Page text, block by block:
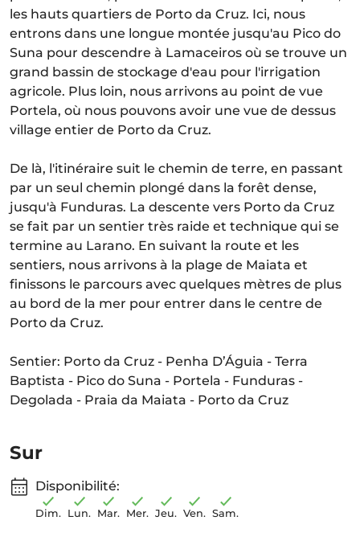
les hauts quartiers de Porto da Cruz. Ici, nous
entrons dans une longue montée jusqu'au Pico do
Suna pour descendre à Lamaceiros où se trouve un
grand bassin de stockage d'eau pour l'irrigation
agricole. Plus loin, nous arrivons au point de vue
Portela, où nous pouvons avoir une vue de dessus
village entier de Porto da Cruz.
De là, l'itinéraire suit le chemin de terre, en passant
par un seul chemin plongé dans la forêt dense,
jusqu'à Funduras. La descente vers Porto da Cruz
se fait par un sentier très raide et technique qui se
termine au Larano. En suivant la route et les
sentiers, nous arrivons à la plage de Maiata et
finissons le parcours avec quelques mètres de plus
au bord de la mer pour entrer dans le centre de
Porto da Cruz.
Sentier: Porto da Cruz - Penha D’Águia - Terra
Baptista - Pico do Suna - Portela - Funduras -
Degolada - Praia da Maiata - Porto da Cruz
Sur
Disponibilité:
Dim. Lun. Mar. Mer. Jeu. Ven. Sam.